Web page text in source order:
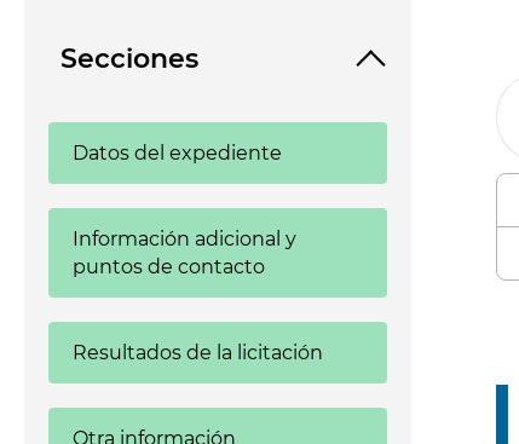
Secciones
Datos del expediente
Información adicional y
puntos de contacto
Resultados de la licitación
Otra información